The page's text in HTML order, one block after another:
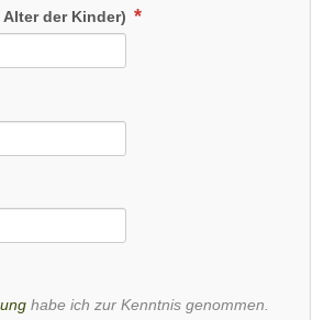
der Kinder)
habe ich zur Kenntnis genommen.